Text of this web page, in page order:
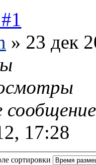
» 23 дек
17:28
сортировки